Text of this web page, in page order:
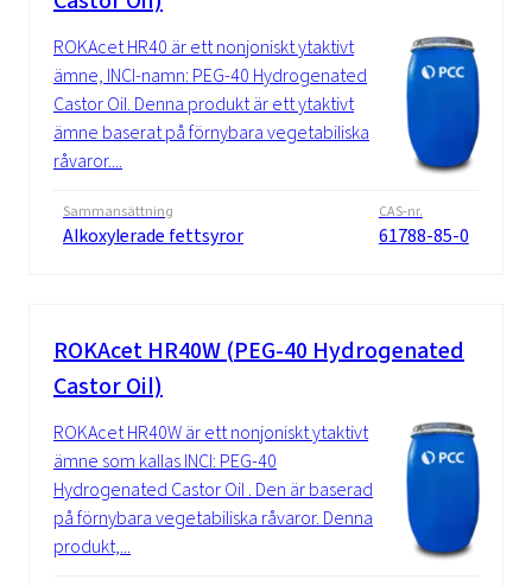
ROKAcet HR40 är ett nonjoniskt ytaktivt
ämne, INCI-namn: PEG-40 Hydrogenated
Castor Oil. Denna produkt är ett ytaktivt
ämne baserat på förnybara vegetabiliska
råvaror....
Sammansättning
Alkoxylerade fettsyror
CAS-nr.
61788-85-0
ROKAcet HR40W (PEG-40 Hydrogenated
Castor Oil)
ROKAcet HR40W är ett nonjoniskt ytaktivt
ämne som kallas INCI: PEG-40
Hydrogenated Castor Oil . Den är baserad
på förnybara vegetabiliska råvaror. Denna
produkt,...